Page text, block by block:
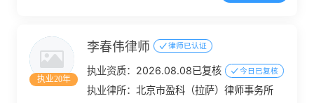
执业20年
李春伟律师 律师已认证
执业资质： 2026.08.08已复核 今日已复核
执业律所：北京市盈科（拉萨）律师事务所